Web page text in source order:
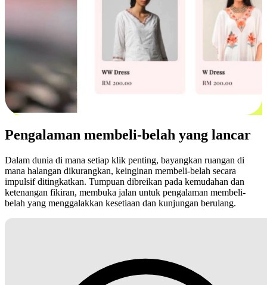
Pengalaman membeli-belah yang lancar
Dalam dunia di mana setiap klik penting, bayangkan ruangan di
mana halangan dikurangkan, keinginan membeli-belah secara
impulsif ditingkatkan. Tumpuan dibreikan pada kemudahan dan
ketenangan fikiran, membuka jalan untuk pengalaman membeli-
belah yang menggalakkan kesetiaan dan kunjungan berulang.